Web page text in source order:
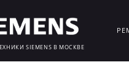
SIEMENS В МОСКВЕ